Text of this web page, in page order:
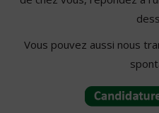
Vous pouvez aussi nous